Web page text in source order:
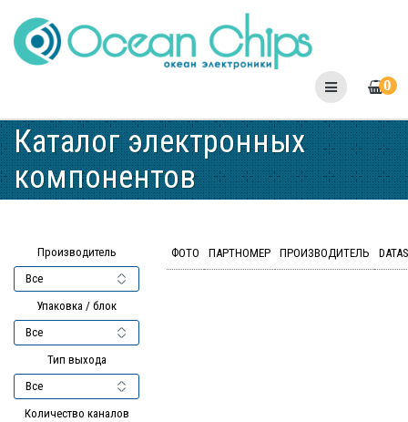
to
content
0
Каталог электронных
компонентов
Производитель
Упаковка / блок
Тип выхода
Количество каналов
ФОТО ПАРТНОМЕР ПРОИЗВОДИТЕЛЬ